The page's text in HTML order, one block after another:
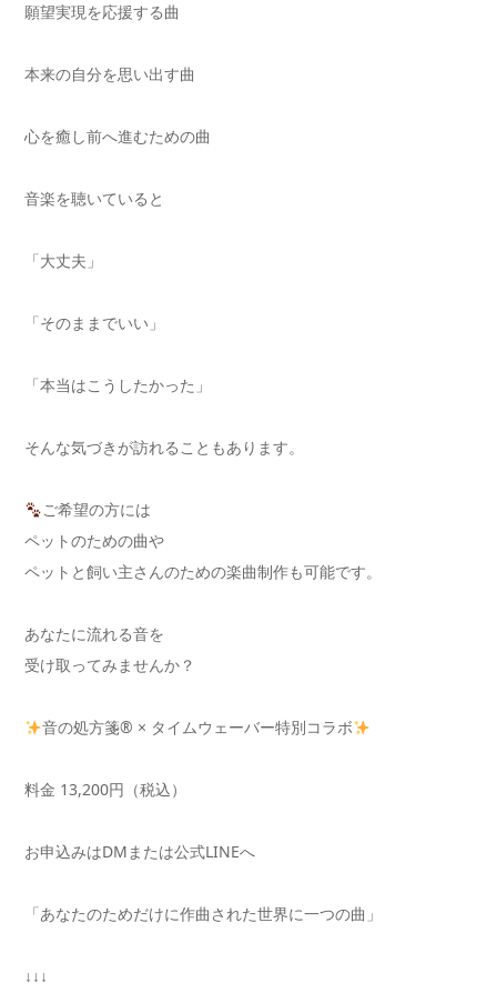
願望実現を応援する曲
本来の自分を思い出す曲
心を癒し前へ進むための曲
音楽を聴いていると
「大丈夫」
「そのままでいい」
「本当はこうしたかった」
そんな気づきが訪れることもあります。
ご希望の方には
ペットのための曲や
ペットと飼い主さんのための楽曲制作も可能です。
あなたに流れる音を
受け取ってみませんか？
音の処方箋® × タイムウェーバー特別コラボ
料金 13,200円（税込）
お申込みはDMまたは公式LINEへ
「あなたのためだけに作曲された世界に一つの曲」
↓↓↓